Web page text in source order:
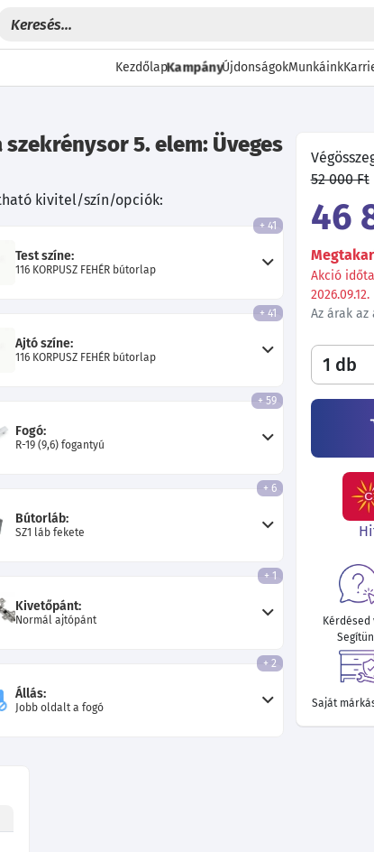
KezdőlapKampányÚjdonságokMunkáink
szekrénysor 5. elem: Üveges
kivitel/szín/opciók:
Test színe:
116 KORPUSZ FEHÉR bútorlap
+ 41
Ajtó színe:
116 KORPUSZ FEHÉR bútorlap
+ 41
Fogó:
R-19 (9,6) fogantyú
+ 59
Bútorláb:
SZ1 láb fekete
+ 6
Kivetőpánt:
Normál ajtópánt
+ 1
Állás:
Jobb oldalt a fogó
+ 2
52 000 Ft
46
Akció
2026.09.12.
Az árak
Kérdésed
Saját